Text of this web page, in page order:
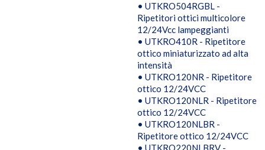
• UTKRO504RGBL -
Ripetitori ottici multicolore
12/24Vcc lampeggianti
• UTKRO410R - Ripetitore
ottico miniaturizzato ad alta
intensità
• UTKRO120NR - Ripetitore
ottico 12/24VCC
• UTKRO120NLR - Ripetitore
ottico 12/24VCC
• UTKRO120NLBR -
Ripetitore ottico 12/24VCC
• UTKRO220NLBRV -